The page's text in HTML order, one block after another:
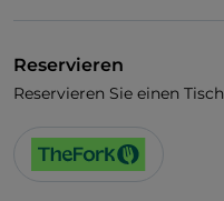
Raucherbereich
WLAN
Reservieren
Reservieren Sie einen Tisch